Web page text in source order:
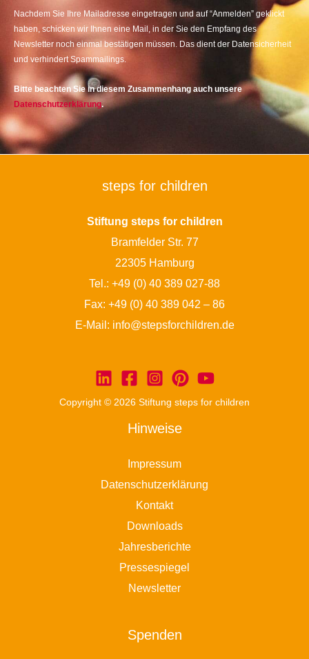
Nachdem Sie Ihre Mailadresse eingetragen und auf “Anmelden” geklickt
haben, schicken wir Ihnen eine Mail, in der Sie den Empfang des
Newsletter noch einmal bestätigen müssen. Das dient der Datensicherheit
und verhindert Spammailings.
Bitte beachten Sie in diesem Zusammenhang auch unsere
Datenschutzerklärung.
steps for children
Stiftung steps for children
Bramfelder Str. 77
22305 Hamburg
Tel.: +49 (0) 40 389 027-88
Fax: +49 (0) 40 389 042 – 86
E-Mail: info@stepsforchildren.de
Copyright © 2026 Stiftung steps for children
Hinweise
Impressum
Datenschutzerklärung
Kontakt
Downloads
Jahresberichte
Pressespiegel
Newsletter
Spenden